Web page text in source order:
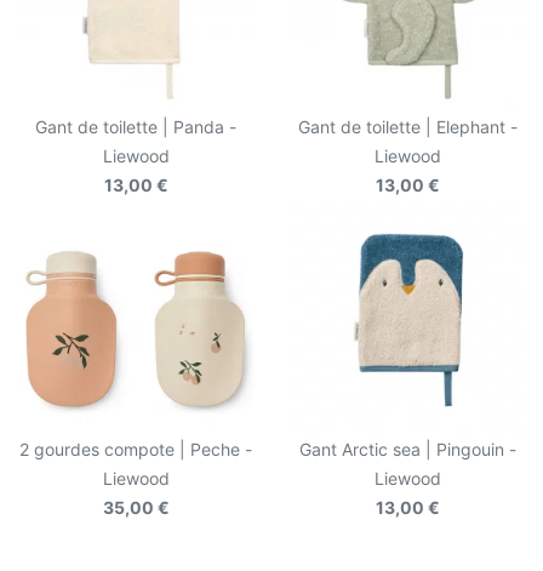
Gant de toilette | Panda -
Liewood
13,00 €
Gant de toilette | Elephant -
Liewood
13,00 €
2 gourdes compote | Peche -
Liewood
35,00 €
Gant Arctic sea | Pingouin -
Liewood
13,00 €